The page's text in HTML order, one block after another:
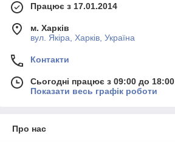
Працює з 17.01.2014
м. Харків
вул. Якіра, Харків, Україна
Контакти
Сьогодні працює з 09:00 до 18:00
Показати весь графік роботи
Про нас